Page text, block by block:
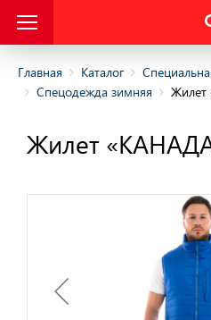
Главная Каталог
Спецодежда зимняя
Жилет